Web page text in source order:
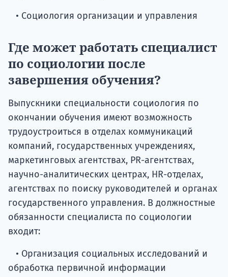
• Социология организации и управления
Где может работать специалист
по социологии после
завершения обучения?
Выпускники специальности социология по
окончании обучения имеют возможность
трудоустроиться в отделах коммуникаций
компаний, государственных учреждениях,
маркетинговых агентствах, PR-агентствах,
научно-аналитических центрах, HR-отделах,
агентствах по поиску руководителей и органах
государственного управления. В должностные
обязанности специалиста по социологии
входит:
• Организация социальных исследований и
обработка первичной информации